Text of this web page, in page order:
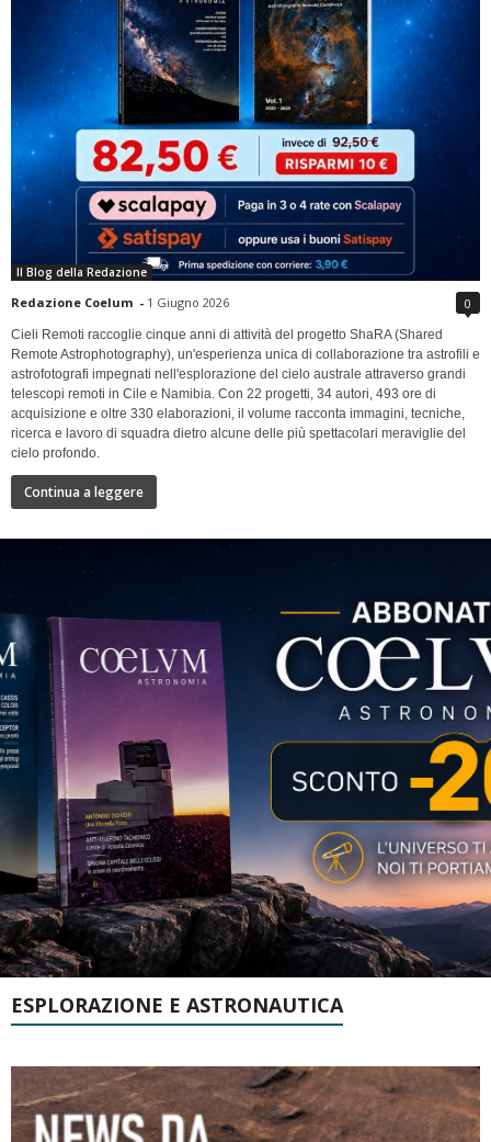
Il Blog della Redazione
Redazione Coelum - 1 Giugno 2026 0
Cieli Remoti raccoglie cinque anni di attività del progetto ShaRA (Shared
Remote Astrophotography), un'esperienza unica di collaborazione tra astrofili e
astrofotografi impegnati nell'esplorazione del cielo australe attraverso grandi
telescopi remoti in Cile e Namibia. Con 22 progetti, 34 autori, 493 ore di
acquisizione e oltre 330 elaborazioni, il volume racconta immagini, tecniche,
ricerca e lavoro di squadra dietro alcune delle più spettacolari meraviglie del
cielo profondo.
Continua a leggere
ESPLORAZIONE E ASTRONAUTICA